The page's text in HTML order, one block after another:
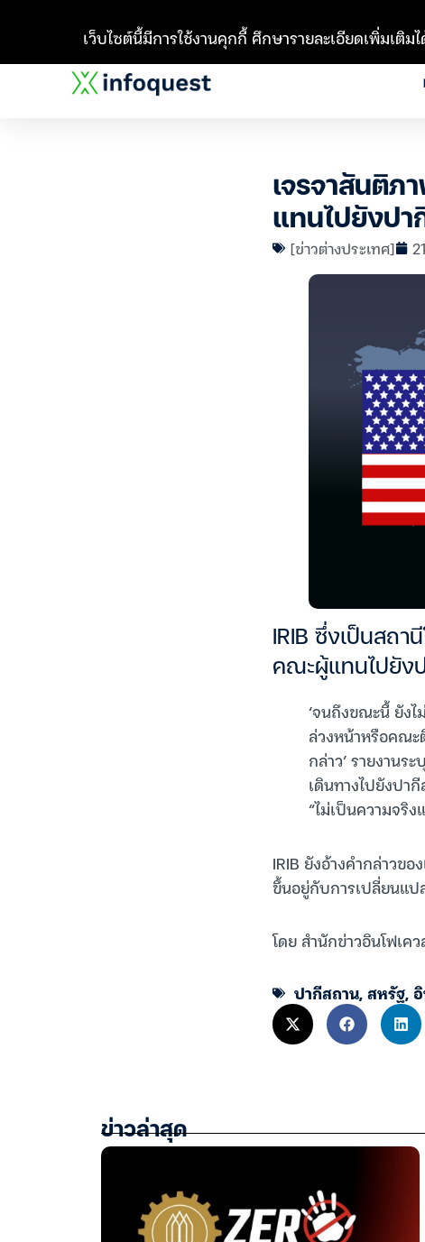
เจรจาสันติภ
แทนไปยังปา
[ข่าวต่างประเทศ]
IRIB ซึ่งเป็นสถ
คณะผู้แทนไปยัง
‘จนถึงขณะนี้ ยัง
ล่วงหน้าหรือคณะ
กล่าว’ รายงานร
เดินทางไปยังปา
“ไม่เป็นความจริง
IRIB ยังอ้างคำกล่าวขอ
ขึ้นอยู่กับการเปลี่ยนแป
โดย สำนักข่าวอินโฟเค
ปากีสถาน,สหรัฐ,
ข่าวล่าสุด
เว็บไซต์นี้มีการใช้งานคุกกี้ ศึกษารายละเอียดเพิ่มเติม